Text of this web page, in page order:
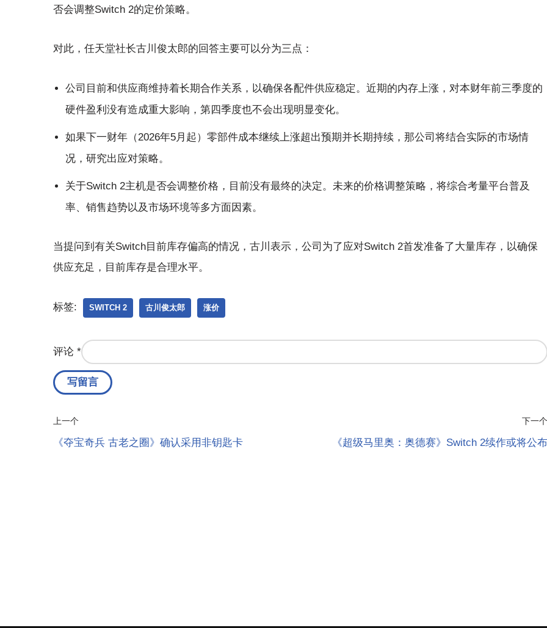
否会调整Switch 2的定价策略。
对此，任天堂社长古川俊太郎的回答主要可以分为三点：
公司目前和供应商维持着长期合作关系，以确保各配件供应稳定。近期的内存上涨，对本财年前三季度的
硬件盈利没有造成重大影响，第四季度也不会出现明显变化。
如果下一财年（2026年5月起）零部件成本继续上涨超出预期并长期持续，那公司将结合实际的市场情
况，研究出应对策略。
关于Switch 2主机是否会调整价格，目前没有最终的决定。未来的价格调整策略，将综合考量平台普及
率、销售趋势以及市场环境等多方面因素。
当提问到有关Switch目前库存偏高的情况，古川表示，公司为了应对Switch 2首发准备了大量库存，以确保
供应充足，目前库存是合理水平。
标签: SWITCH 2 古川俊太郎 涨价
评论 *
上一个
《夺宝奇兵 古老之圈》确认采用非钥匙卡
下一个
《超级马里奥：奥德赛》Switch 2续作或将公布